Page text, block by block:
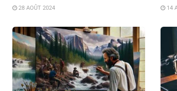
28 AOÛT 2024 14